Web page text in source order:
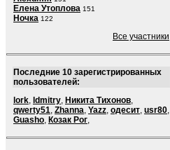
Елена Утоплова 151
Ночка 122
Все участники
Последние 10 зарегистрированных
пользователей:
lork, ldmitry, Никита Тихонов,
qwerty51, Zhanna, Yazz, одесит, usr80,
Guasho, Козак Рог,